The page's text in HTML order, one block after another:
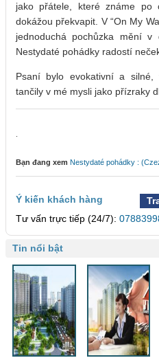
jako přátele, které známe
dokážou překvapit. V “On My
jednoduchá pochůzka mění v
Nestydaté pohádky radostí
Psaní bylo evokativní a silné,
tančily v mé mysli jako přízraky
Bạn đang xem Nestydaté pohádky :
Ý kiến khách hàng
Tư vấn trực tiếp (24/7):
Tin nổi bật